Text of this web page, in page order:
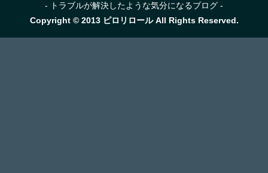
- トラブルが解決したような気分になるブログ -
Copyright © 2013 ピロリロール All Rights Reserved.